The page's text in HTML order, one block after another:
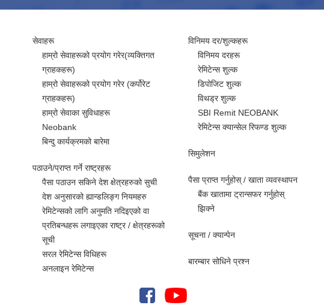
सेवाहरू
हाम्रो सेवाहरूको प्रयोग गरेर(व्यक्तिगत
ग्राहकहरू)
हाम्रो सेवाहरूको प्रयोग गरेर (कर्पोरेट
ग्राहकहरू)
हाम्रो सेवाका सुविधाहरू
Neobank
बिन्दु कार्यक्रमको बारेमा
पठाउने/प्राप्त गर्ने राष्ट्रहरू
पैसा पठाउन सकिने देश क्षेत्रहरुको सुची
देश अनुसारको ह्यान्डलिङ्ग नियमहरु
रेमिटेन्सको लागि अनुमति नदिइएको वा
प्रतिबन्धहरू लगाइएका राष्ट्र / क्षेत्रहरूको
सूची
सरल रेमिटेन्स विधिहरू
अनलाइन रेमिटेन्स
विनिमय दर/शुल्कहरू
विनिमय दरहरू
रेमिटेन्स शुल्क
डिपोजिट शुल्क
विथड्र शुल्क
SBI Remit NEOBANK
रेमिटेन्स क्यान्सेल रिफण्ड शुल्क
सिमुलेशन
पैसा प्राप्त गर्नुहोस् / खाता व्यवस्थापन
बैंक खातामा ट्रान्सफर गर्नुहोस्
झिक्ने
सूचना / क्यान्पेन
बारम्बार सोधिने प्रश्न